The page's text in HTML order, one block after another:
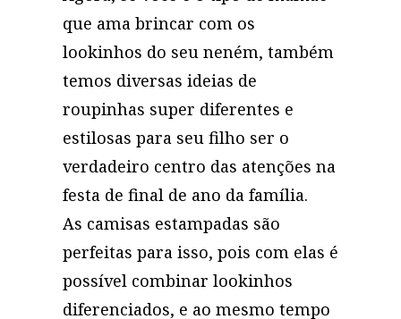
que ama brincar com os
lookinhos do seu neném, também
temos diversas ideias de
roupinhas super diferentes e
estilosas para seu filho ser o
verdadeiro centro das atenções na
festa de final de ano da família.
As camisas estampadas são
perfeitas para isso, pois com elas é
possível combinar lookinhos
diferenciados, e ao mesmo tempo